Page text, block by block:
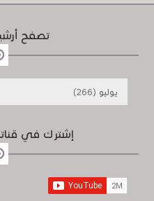
تصفح
إشترك في